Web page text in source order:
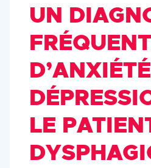
UN
FRÉQUENT
LE